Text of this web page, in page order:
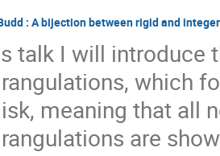
: A bijection between rigid and
talk I will introduce
which
meaning that all
are